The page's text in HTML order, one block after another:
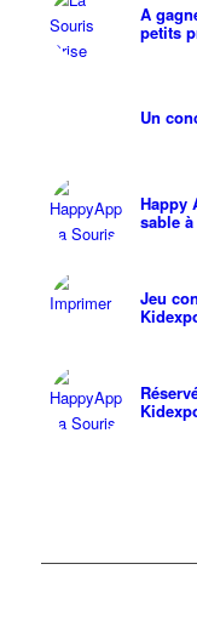
A
petits
Un
Happy
sable
Jeu